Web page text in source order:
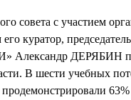
совета с участием
куратор,
Александр ДЕРЯБИН
В шести учебных